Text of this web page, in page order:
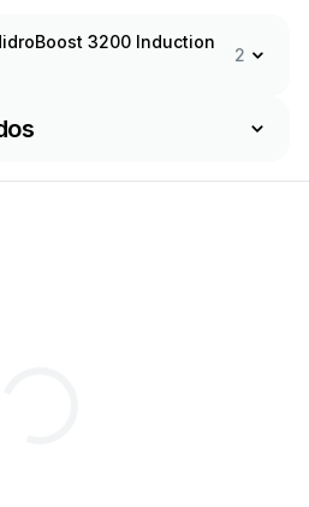
3200 Induction
2